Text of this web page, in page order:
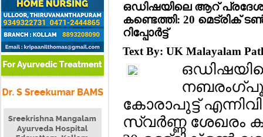
ഒഡിഷയിലെ ആറ്
കണ്ടെത്തി: 20 മെട്രിക്
റിപ്പോര്‍ട്ട്
Text By: UK Malayalam
കോരാപുട്ട്
സ്വര്‍ണ്ണ ശേഖരം